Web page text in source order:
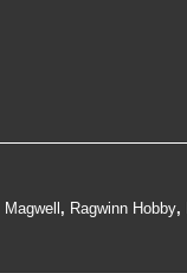
Magwell , Ragwinn Hobby,